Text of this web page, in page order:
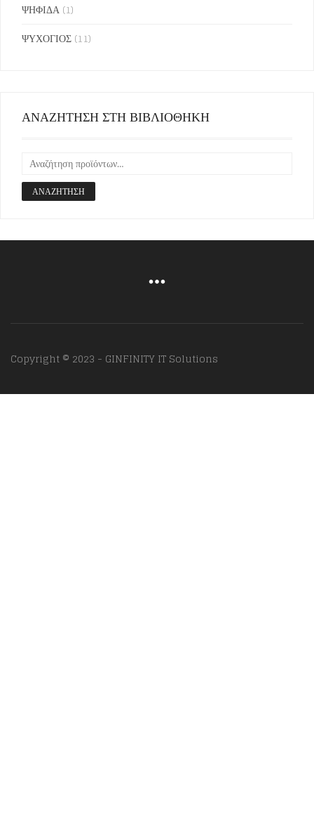
ΨΗΦΙΔΑ (1)
ΨΥΧΟΓΙΟΣ (11)
ΑΝΑΖΗΤΗΣΗ ΣΤΗ ΒΙΒΛΙΟΘΗΚΗ
ΑΝΑΖΉΤΗΣΗ
Copyright © 2023 - GINFINITY IT Solutions